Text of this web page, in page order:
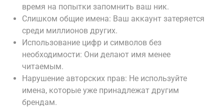
время на попытки запомнить ваш ник.
Слишком общие имена: Ваш аккаунт затеряется
среди миллионов других.
Использование цифр и символов без
необходимости: Они делают имя менее
читаемым.
Нарушение авторских прав: Не используйте
имена, которые уже принадлежат другим
брендам.